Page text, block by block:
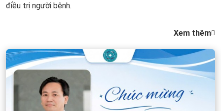
điều trị người bệnh.
Xem thêm